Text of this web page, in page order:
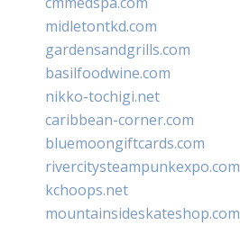
midletontkd.com
gardensandgrills.com
basilfoodwine.com
nikko-tochigi.net
caribbean-corner.com
bluemoongiftcards.com
rivercitysteampunkexpo.com
kchoops.net
mountainsideskateshop.com